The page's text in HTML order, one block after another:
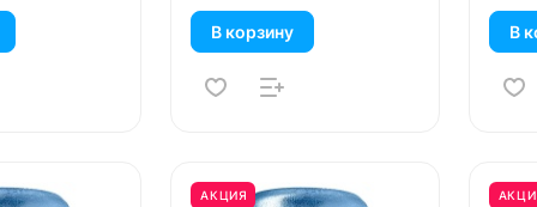
В корзину В
АКЦИЯ